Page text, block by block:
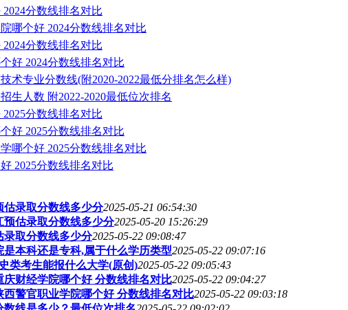
分数线排名对比
哪个好 2024分数线排名对比
分数线排名对比
好 2024分数线排名对比
术专业分数线(附2020-2022最低分排名怎么样)
生人数 附2022-2020最低位次排名
分数线排名对比
好 2025分数线排名对比
哪个好 2025分数线排名对比
2025分数线排名对比
估录取分数线多少分2025-05-21 06:54:30
预估录取分数线多少分2025-05-20 15:26:29
录取分数线多少分2025-05-22 09:08:47
本科还是专科,属于什么学历类型2025-05-22 09:07:16
类考生能报什么大学(原创)2025-05-22 09:05:43
财经学院哪个好 分数线排名对比2025-05-22 09:04:27
警官职业学院哪个好 分数线排名对比2025-05-22 09:03:18